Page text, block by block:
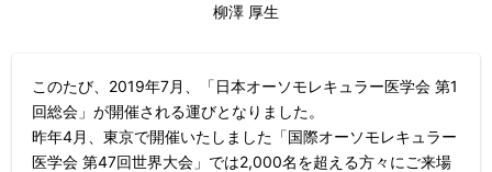
柳澤 厚生
このたび、2019年7月、「日本オーソモレキュラー医学会 第1
回総会」が開催される運びとなりました。
昨年4月、東京で開催いたしました「国際オーソモレキュラー
医学会 第47回世界大会」では2,000名を超える方々にご来場